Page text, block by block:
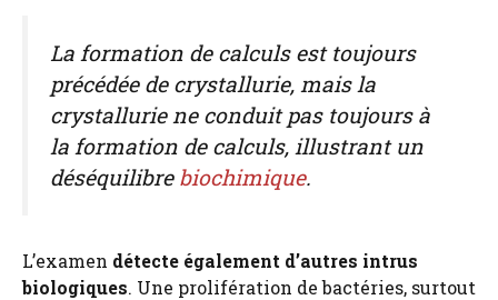
La formation de calculs est toujours
précédée de crystallurie, mais la
crystallurie ne conduit pas toujours à
la formation de calculs, illustrant un
déséquilibre biochimique.
L’examen détecte également d’autres intrus
biologiques. Une prolifération de bactéries, surtout